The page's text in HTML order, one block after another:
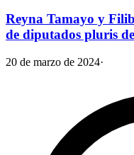
Reyna Tamayo y
de diputados pluris
20 de marzo de 2024·